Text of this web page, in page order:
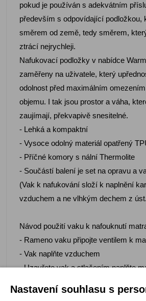
pokud je používán s adekvátním
především s odpovídající podložkou,
směrem od země, tedy směrem,
ztrácí nejrychleji.
Nafukovací podložky v nabídce
zaměřeny na uživatele, který
odolnost před maximálním
objemu. I tak jsou prostor a váha,
zaujímají, překvapivě snesitelné.
- Lehká a kompaktní
- Vysoce odolný materiál opatřený
- Příčné komory s nální Thermolite
- Součástí balení je set na opravu a
(Vak k nafukování složí k naplnění
vzduchem a ne vlhkým dechem z
Návod použití vaku k nafouknutí
- Rameno vaku připojte ventilem k
- Vak naplňte vzduchem
- Uzavřete vak a stlačením naplňte
Nastavení souhlasu s